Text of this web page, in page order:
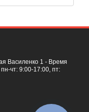
Василенко 1 - Время
чт: 9:00-17:00, пт: